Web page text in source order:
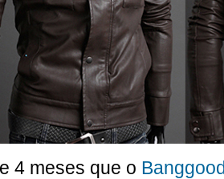
4 meses que o